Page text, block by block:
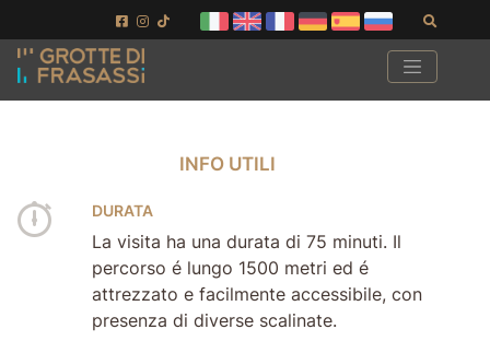
Vai ai contenuti della pagina
Vai al pié di pagina
INFO UTILI
DURATA
La visita ha una durata di 75 minuti. Il
percorso é lungo 1500 metri ed é
attrezzato e facilmente accessibile, con
presenza di diverse scalinate.